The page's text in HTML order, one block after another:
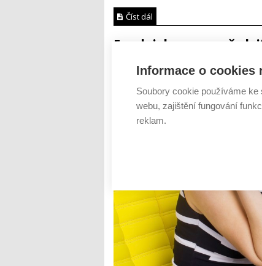
Číst dál
5 rad, jak v srpnu
AUTOR: REDAKCE RUBRIKA: Z TRHU
Informace o cookies
Soubory cookie používáme
webu, zajištění fungování
reklam.